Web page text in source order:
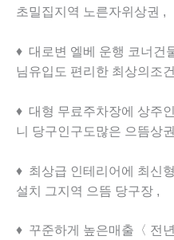
초밀집지역 노른자위상권 ,
♦ 대로변 엘베 운행 코너건
님유입도 편리한 최상의조
♦ 대형 무료주차장에 상주
니 당구인구도많은 으뜸상
♦ 최상급 인테리어에 최신
설치 그지역 으뜸 당구장 ,
♦ 꾸준하게 높은매출〈 전